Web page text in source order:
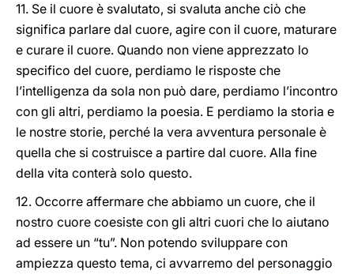
11. Se il cuore è svalutato, si svaluta anche ciò che
significa parlare dal cuore, agire con il cuore, maturare
e curare il cuore. Quando non viene apprezzato lo
specifico del cuore, perdiamo le risposte che
l’intelligenza da sola non può dare, perdiamo l’incontro
con gli altri, perdiamo la poesia. E perdiamo la storia e
le nostre storie, perché la vera avventura personale è
quella che si costruisce a partire dal cuore. Alla fine
della vita conterà solo questo.
12. Occorre affermare che abbiamo un cuore, che il
nostro cuore coesiste con gli altri cuori che lo aiutano
ad essere un “tu”. Non potendo sviluppare con
ampiezza questo tema, ci avvarremo del personaggio